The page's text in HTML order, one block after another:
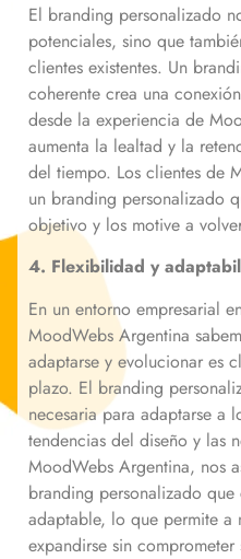
El branding personalizado
potenciales, sino que
clientes existentes. Un
coherente crea una
desde la experiencia de
aumenta la lealtad y la
del tiempo. Los clientes de
un branding personalizado
objetivo y los motive a
4. Flexibilidad y
En un entorno empresarial
MoodWebs Argentina
adaptarse y evolucionar es
plazo. El branding
necesaria para adaptarse a
tendencias del diseño y las
MoodWebs Argentina, nos
branding personalizado que
adaptable, lo que permite a
expandirse sin